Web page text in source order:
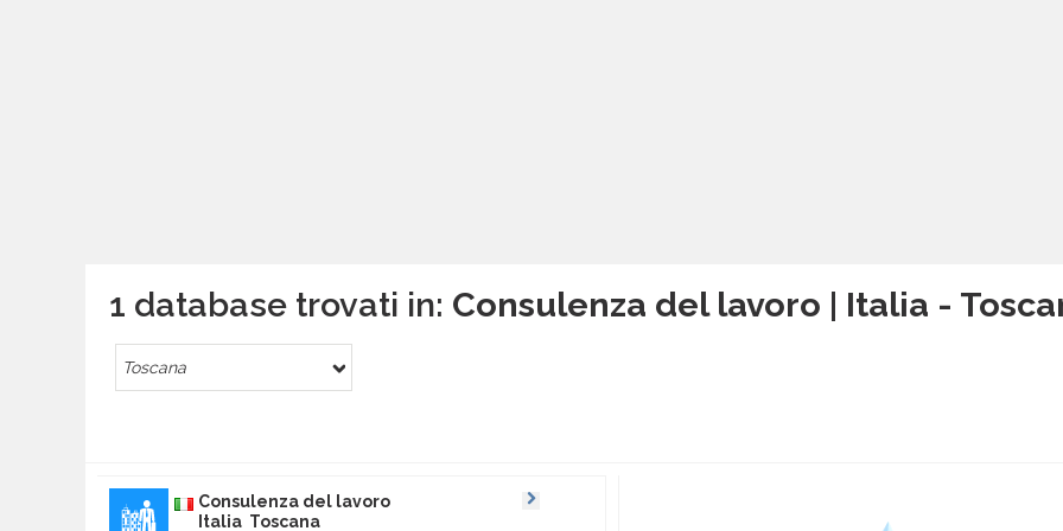
1 database trovati in: Consulenza del lavoro | Italia -
Toscana
Consulenza del lavoro
Italia Toscana